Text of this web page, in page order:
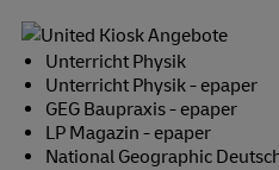
Unterricht Physik
Unterricht Physik - epaper
GEG Baupraxis - epaper
LP Magazin - epaper
National Geographic